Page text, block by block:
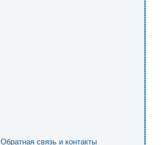
Обратная связь и контакты